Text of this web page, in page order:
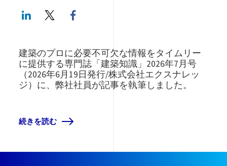
LinkedInTwitter
建築のプロに必要不可欠な情報をタイムリー
に提供する専門誌「建築知識」2026年7月号
（2026年6月19日発行/株式会社エクスナレッ
ジ）に、弊社社員が記事を執筆しました。
続きを読む